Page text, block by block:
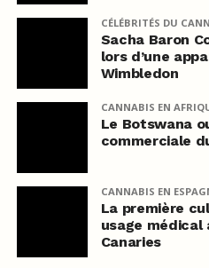
CÉLÉBRITÉS DU
Sacha Baron
lors d’une
Wimbledon
CANNABIS EN
Le Botswana
commerciale
CANNABIS EN
La première
usage médical
Canaries